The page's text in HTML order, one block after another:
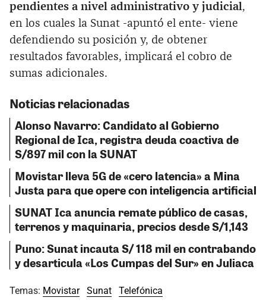
pendientes a nivel administrativo y judicial ,
en los cuales la Sunat -apuntó el ente- viene
defendiendo su posición y, de obtener
resultados favorables, implicará el cobro de
sumas adicionales.
Noticias relacionadas
Alonso Navarro: Candidato al Gobierno
Regional de Ica, registra deuda coactiva de
S/897 mil con la SUNAT
Movistar lleva 5G de «cero latencia» a Mina
Justa para que opere con inteligencia artificial
SUNAT Ica anuncia remate público de casas,
terrenos y maquinaria, precios desde S/1,143
Puno: Sunat incauta S/ 118 mil en contrabando
y desarticula «Los Cumpas del Sur» en Juliaca
Temas: Movistar Sunat Telefónica